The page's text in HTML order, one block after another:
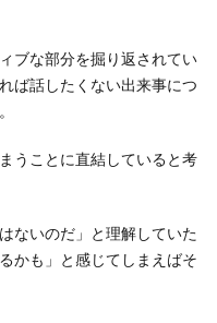
ブな部分を掘り返されてい
ば話したくない出来事につ
うことに直結していると考
ないのだ」と理解していた
かも」と感じてしまえばそ